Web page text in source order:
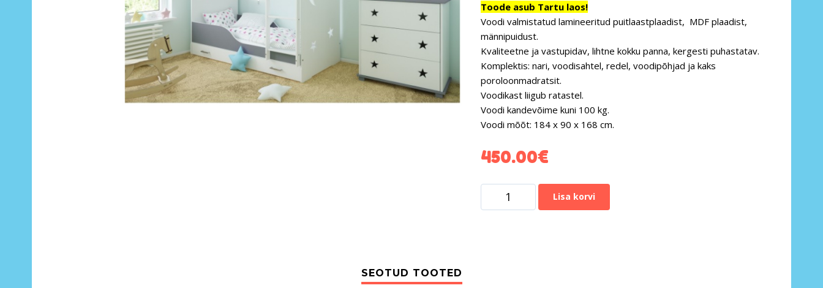
Toode asub Tartu laos!
Voodi valmistatud lamineeritud puitlaastplaadist, MDF plaadist,
männipuidust.
Kvaliteetne ja vastupidav, lihtne kokku panna, kergesti puhastatav.
Komplektis: nari, voodisahtel, redel, voodipõhjad ja kaks
poroloonmadratsit.
Voodikast liigub ratastel.
Voodi kandevõime kuni 100 kg.
Voodi mõõt: 184 x 90 x 168 cm.
450.00€
Lisa korvi
SEOTUD TOOTED